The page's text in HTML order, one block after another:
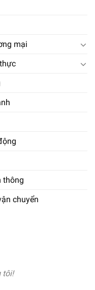
mại
thông
chuyển
tôi!